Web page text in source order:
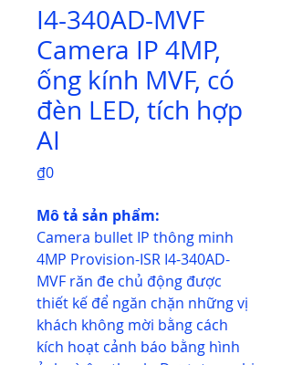
I4-340AD-MVF
Camera IP 4MP,
ống kính MVF, có
đèn LED, tích hợp
AI
₫0Price
Mô tả sản phẩm:
Camera bullet IP thông minh
4MP Provision-ISR I4-340AD-
MVF răn đe chủ động được
thiết kế để ngăn chặn những vị
khách không mời bằng cách
kích hoạt cảnh báo bằng hình